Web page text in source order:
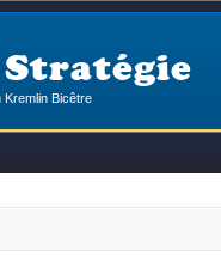
Kremlin Bicêtre